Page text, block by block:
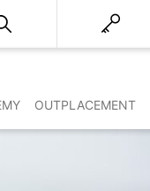
OUTPLACEMENT